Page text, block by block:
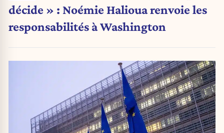
décide » : Noémie Halioua renvoie les
responsabilités à Washington